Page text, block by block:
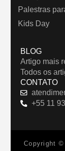
Palestras
Kids Day
BLOG
Artigo mais
Todos os
CONTATO
+55 11
Copyright ©